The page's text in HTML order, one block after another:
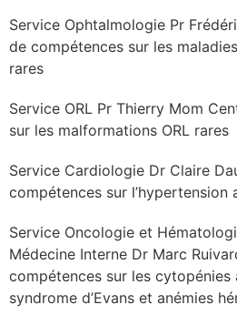
Service Ophtalmologie Pr
de compétences sur les
rares
Service ORL Pr Thierry Mom
sur les malformations ORL rares
Service Cardiologie Dr Claire
compétences sur l’hypertension
Service Oncologie et
Médecine Interne Dr Marc
compétences sur les cytopénies
syndrome d’Evans et anémies